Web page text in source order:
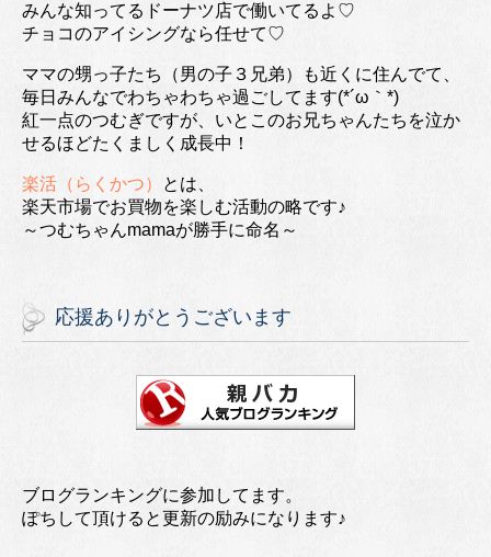
みんな知ってるドーナツ店で働いてるよ♡
チョコのアイシングなら任せて♡
ママの甥っ子たち（男の子３兄弟）も近くに住んでて、
毎日みんなでわちゃわちゃ過ごしてます(*´ω｀*)
紅一点のつむぎですが、いとこのお兄ちゃんたちを泣か
せるほどたくましく成長中！
楽活（らくかつ）
とは、
楽天市場でお買物を楽しむ活動の略です♪
～つむちゃんmamaが勝手に命名～
応援ありがとうございます
ブログランキングに参加してます。
ぽちして頂けると更新の励みになります♪